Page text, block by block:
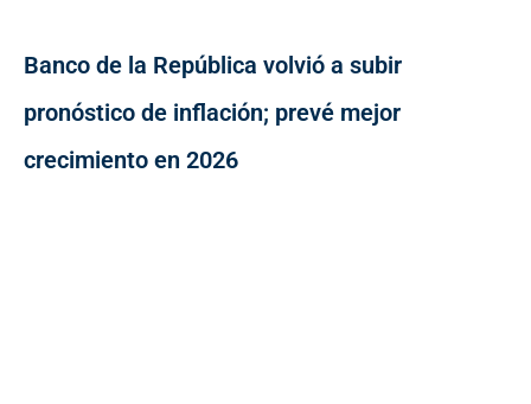
Banco de la República volvió a subir
pronóstico de inflación; prevé mejor
crecimiento en 2026